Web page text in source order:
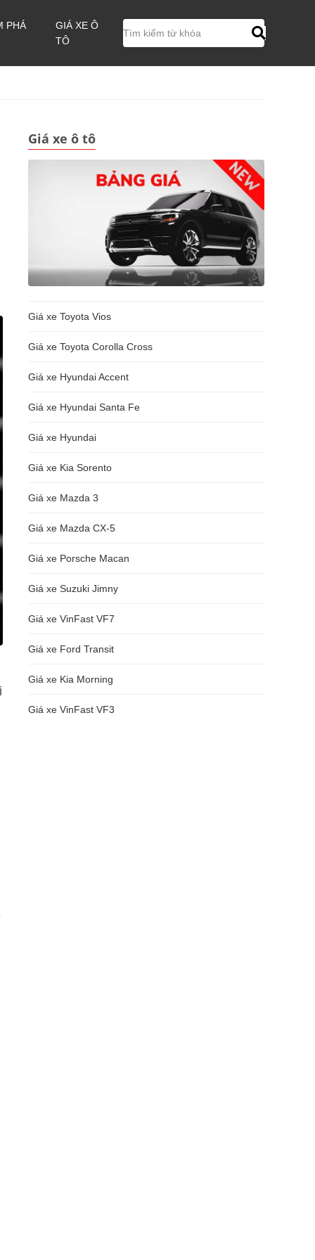
PHÁ
GIÁ XE Ô
TÔ
Giá xe ô tô
Giá xe Toyota Vios
Giá xe Toyota Corolla Cross
Giá xe Hyundai Accent
Giá xe Hyundai Santa Fe
Giá xe Hyundai
Giá xe Kia Sorento
Giá xe Mazda 3
Giá xe Mazda CX-5
Giá xe Porsche Macan
Giá xe Suzuki Jimny
Giá xe VinFast VF7
Giá xe Ford Transit
Giá xe Kia Morning
Giá xe VinFast VF3